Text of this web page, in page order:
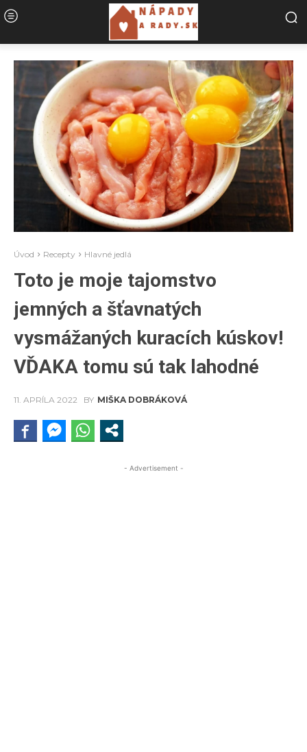
Úvod Recepty Hlavné jedlá
Toto je moje tajomstvo
jemných a šťavnatých
vysmážaných kuracích kúskov!
VĎAKA tomu sú tak lahodné
11. APRÍLA 2022 BY MIŠKA DOBRÁKOVÁ
- Advertisement -